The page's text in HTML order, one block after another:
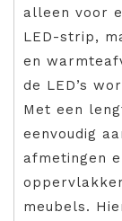
alleen voor
LED-strip,
en
de LED’s
Met een
eenvoudig
afmetingen
meubels.